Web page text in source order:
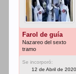
Farol de guía
Nazareo del sexto
tramo
Se incorporó:
12 de Abril de 2020